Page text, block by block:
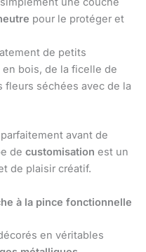
pour le protéger et
de petits
bois, de la ficelle de
fleurs séchées avec de la
avant de
de customisation est un
de plaisir créatif.
à la pince fonctionnelle
en véritables